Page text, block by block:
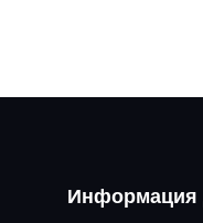
Информация